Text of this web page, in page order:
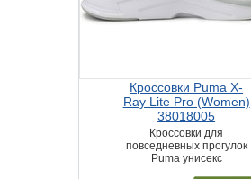
Кроссовки Puma X-
Ray Lite Pro (Women)
38018005
Кроссовки для
повседневных прогулок
Puma унисекс